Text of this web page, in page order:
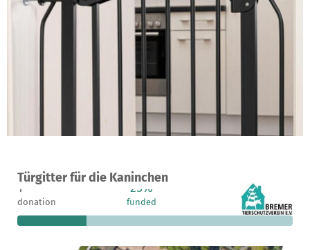
Türgitter für die Kaninchen
A project in Bremen, Germany
1
donation
25%
funded still needed